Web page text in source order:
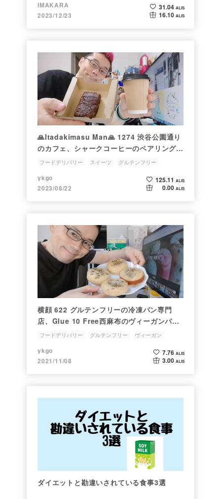
IMAKARA
2023/12/23
31.04 ALIS
16.10 ALIS
🙏Itadakimasu Man🙏 1274 渋谷公園通り
のカフェ、シャークコーヒーのペアリングセ
ット（グルテンフリースイーツ）をウーバー
フードデリバリー スイーツ
グルテンフリー
ブラウニー
ykgo
2023/08/22
125.11 ALIS
0.00 ALIS
横顔 622 グルテンフリーの冷凍パン専門
店、Glue 10 Free西麻布のヴィーガンパ
ン、米ぬかパンをWoltでデリバリーして食
フードデリバリー グルテンフリー
ヴィーガン
プラントベース
ykgo
2021/11/08
7.76 ALIS
3.00 ALIS
ダイエットと勘違いされている食事3選